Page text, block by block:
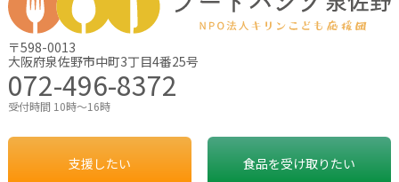
〒598-0013
大阪府泉佐野市中町3丁目4番25号
072-496-8372
受付時間 10時～16時
支援したい 食品を受け取りたい